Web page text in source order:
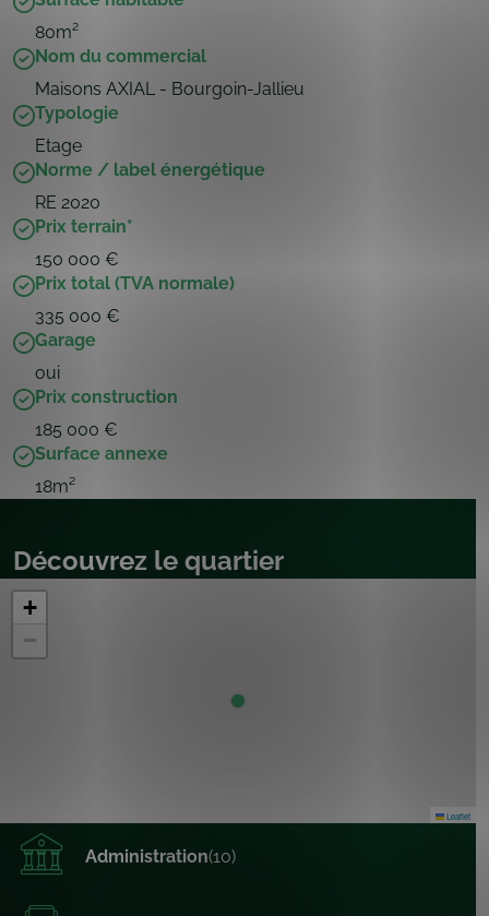
80m²
Nom du commercial
Maisons AXIAL - Bourgoin-Jallieu
Typologie
Etage
Norme / label énergétique
RE 2020
Prix terrain*
150 000 €
Prix total (TVA normale)
335 000 €
Garage
oui
Prix construction
185 000 €
Surface annexe
18m²
Découvrez le quartier
+
−
Leaflet
Administration(10)